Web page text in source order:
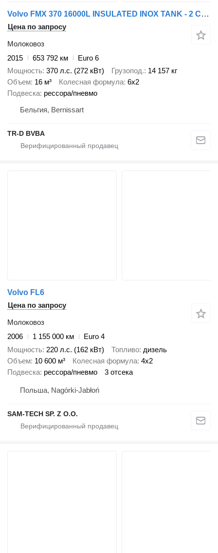
Volvo FMX 370 16000L INSULATED INOX TANK - 2 COMP - RETARDER - COUNTER
Цена по запросу
Молоковоз
2015
653 792 км
Euro 6
Мощность 370 л.с. (272 кВт) Грузопод. 14 157 кг
Объем 16 м³ Колесная формула 6x2
Подвеска рессора/пневмо
Бельгия, Bernissart
TR-D BVBA
Volvo FL6
Цена по запросу
Молоковоз
2006
1 155 000 км
Euro 4
Мощность 220 л.с. (162 кВт) Топливо дизель
Объем 10 600 м³ Колесная формула 4x2
Подвеска рессора/пневмо 3 отсека
Польша, Nagórki-Jabłoń
SAM-TECH SP. Z O.O.